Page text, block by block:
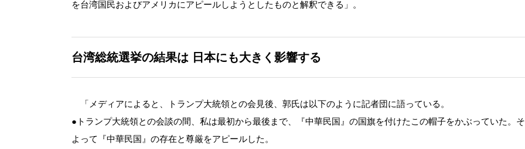
を台湾国民およびアメリカにアピールしようとしたものと解釈できる」。
台湾総統選挙の結果は 日本にも大きく影響する
「メディアによると、トランプ大統領との会見後、郭氏は以下のように記者団に語っている。
●トランプ大統領との会談の間、私は最初から最後まで、『中華民国』の国旗を付けたこの帽子をかぶっていた。
よって『中華民国』の存在と尊厳をアピールした。